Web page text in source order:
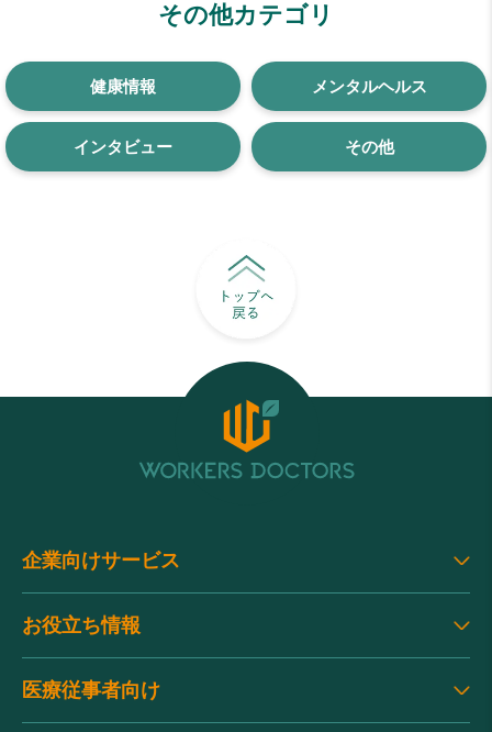
その他カテゴリ
健康情報 メンタルヘルス
インタビュー その他
企業向けサービス
お役立ち情報
医療従事者向け